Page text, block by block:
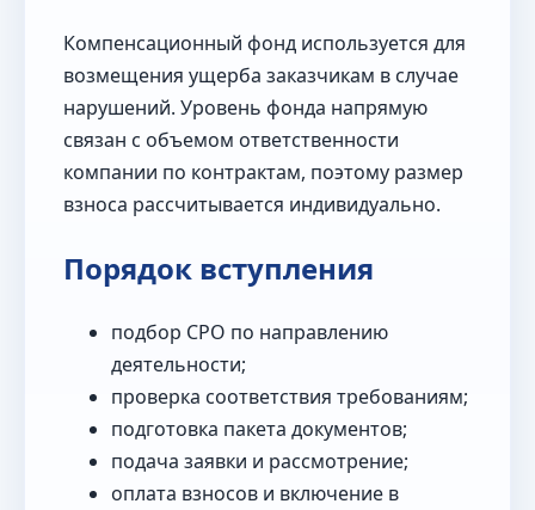
Компенсационный фонд используется для
возмещения ущерба заказчикам в случае
нарушений. Уровень фонда напрямую
связан с объемом ответственности
компании по контрактам, поэтому размер
взноса рассчитывается индивидуально.
Порядок вступления
подбор СРО по направлению
деятельности;
проверка соответствия требованиям;
подготовка пакета документов;
подача заявки и рассмотрение;
оплата взносов и включение в